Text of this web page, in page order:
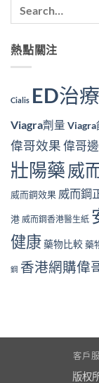
熱點關注
Cialis ED治療
Viagra劑量 Viagra
偉哥效果偉哥
壯陽藥 威
威而鋼效果 威而鋼
港 威而鋼香港醫生紙
健康藥物比較藥
鋼 香港網購偉
客戶
版权